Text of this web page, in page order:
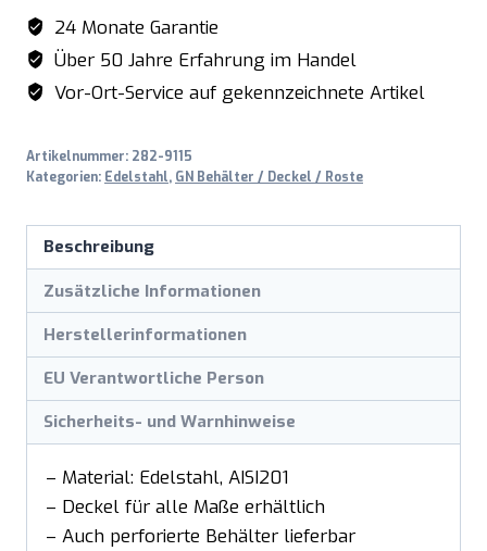
Behälter
1/3
GN
Tiefe
Menge
24 Monate Garantie
Über 50 Jahre Erfahrung im Handel
Vor-Ort-Service auf gekennzeichnete Artikel
Artikelnummer: 282-9115
Kategorien: Edelstahl, GN Behälter / Deckel / Roste
Beschreibung
Zusätzliche Informationen
Herstellerinformationen
EU Verantwortliche Person
Sicherheits- und Warnhinweise
– Material: Edelstahl, AISI201
– Deckel für alle Maße erhältlich
– Auch perforierte Behälter lieferbar